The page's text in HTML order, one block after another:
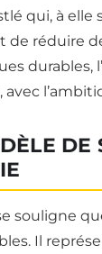
qui, à
de réduire
durables,
DE
souligne
Il